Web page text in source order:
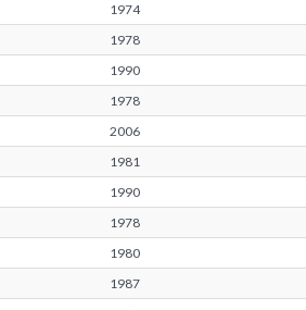
1974
1978
1990
1978
2006
1981
1990
1978
1980
1987